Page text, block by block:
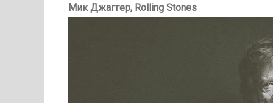
Мик Джаггер, Rolling Stones